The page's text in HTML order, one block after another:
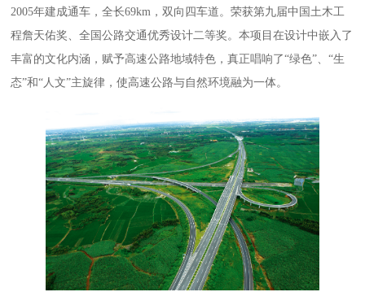
2005年建成通车，全长69km，双向四车道。荣获第九届中国土木工
程詹天佑奖、全国公路交通优秀设计二等奖。本项目在设计中嵌入了
丰富的文化内涵，赋予高速公路地域特色，真正唱响了“绿色”、“生
态”和“人文”主旋律，使高速公路与自然环境融为一体。